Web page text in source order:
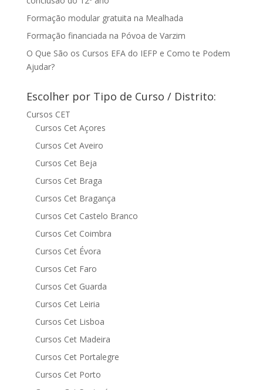
Formação modular gratuita na Mealhada
Formação financiada na Póvoa de Varzim
O Que São os Cursos EFA do IEFP e Como te Podem
Ajudar?
Escolher por Tipo de Curso / Distrito:
Cursos CET
Cursos Cet Açores
Cursos Cet Aveiro
Cursos Cet Beja
Cursos Cet Braga
Cursos Cet Bragança
Cursos Cet Castelo Branco
Cursos Cet Coimbra
Cursos Cet Évora
Cursos Cet Faro
Cursos Cet Guarda
Cursos Cet Leiria
Cursos Cet Lisboa
Cursos Cet Madeira
Cursos Cet Portalegre
Cursos Cet Porto